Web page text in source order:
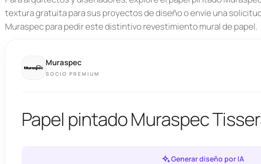
textura gratuita para sus proyectos de diseño o envíe una
Muraspec para pedir este distintivo revestimiento mural de papel.
Muraspec
SOCIO PREMIUM
Papel pintado Muraspec
Generar diseño por IA